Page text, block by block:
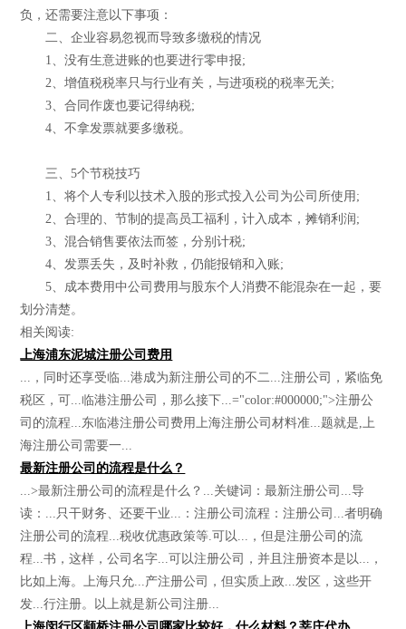
负，还需要注意以下事项：
二、企业容易忽视而导致多缴税的情况
1、没有生意进账的也要进行零申报;
2、增值税税率只与行业有关，与进项税的税率无关;
3、合同作废也要记得纳税;
4、不拿发票就要多缴税。
三、5个节税技巧
1、将个人专利以技术入股的形式投入公司为公司所使用;
2、合理的、节制的提高员工福利，计入成本，摊销利润;
3、混合销售要依法而签，分别计税;
4、发票丢失，及时补救，仍能报销和入账;
5、成本费用中公司费用与股东个人消费不能混杂在一起，要
划分清楚。
相关阅读:
上海浦东泥城注册公司费用
...，同时还享受临...港成为新注册公司的不二...注册公司，紧临免
税区，可...临港注册公司，那么接下...="color:#000000;">注册公
司的流程...东临港注册公司费用上海注册公司材料准...题就是,上
海注册公司需要一...
最新注册公司的流程是什么？
...>最新注册公司的流程是什么？...关键词：最新注册公司...导
读：...只干财务、还要干业...：注册公司流程：注册公司...者明确
注册公司的流程...税收优惠政策等.可以...，但是注册公司的流
程...书，这样，公司名字...可以注册公司，并且注册资本是以...，
比如上海。上海只允...产注册公司，但实质上政...发区，这些开
发...行注册。以上就是新公司注册...